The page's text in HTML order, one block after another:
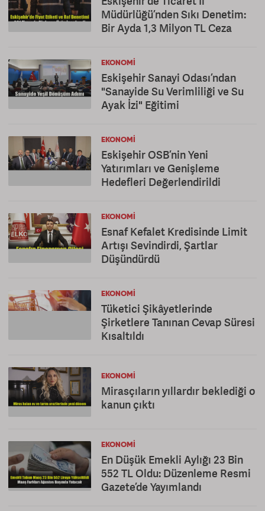
Müdürlüğü’nden Sıkı Denetim:
Bir Ayda 1,3 Milyon TL Ceza
EKONOMI
Eskişehir Sanayi Odası’ndan
"Sanayide Su Verimliliği ve Su
Ayak İzi" Eğitimi
EKONOMI
Eskişehir OSB’nin Yeni
Yatırımları ve Genişleme
Hedefleri Değerlendirildi
EKONOMI
Esnaf Kefalet Kredisinde Limit
Artışı Sevindirdi, Şartlar
Düşündürdü
EKONOMI
Tüketici Şikâyetlerinde
Şirketlere Tanınan Cevap Süresi
Kısaltıldı
EKONOMI
Mirasçıların yıllardır beklediği o
kanun çıktı
EKONOMI
En Düşük Emekli Aylığı 23 Bin
552 TL Oldu: Düzenleme Resmi
Gazete’de Yayımlandı